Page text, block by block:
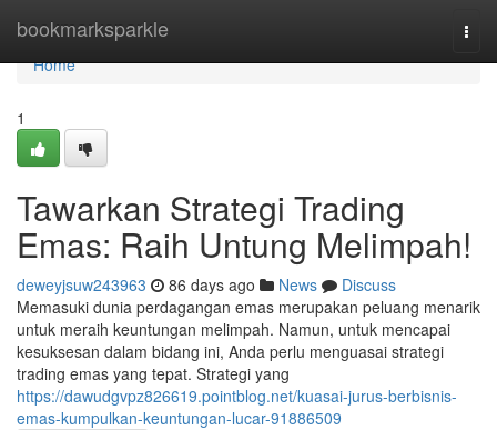
bookmarksparkle
Home
Home
1
Tawarkan Strategi Trading
Emas: Raih Untung Melimpah!
deweyjsuw243963 86 days ago News
Discuss
Memasuki dunia perdagangan emas merupakan peluang menarik
untuk meraih keuntungan melimpah. Namun, untuk mencapai
kesuksesan dalam bidang ini, Anda perlu menguasai strategi
trading emas yang tepat. Strategi yang
https://dawudgvpz826619.pointblog.net/kuasai-jurus-berbisnis-
emas-kumpulkan-keuntungan-lucar-91886509